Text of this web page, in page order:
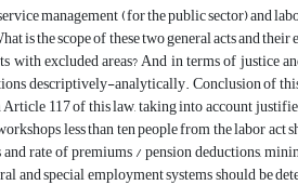
management (for the public sector) and
is the scope of these two general acts and
excluded areas? And in terms of justice
descriptively-analytically. Conclusion of
117 of this law, taking into account
less than ten people from the labor
rate of premiums / pension deductions,
special employment systems should be